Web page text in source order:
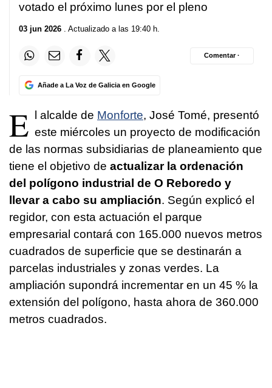
votado el próximo lunes por el pleno
03 jun 2026 . Actualizado a las 19:40 h.
Añade a La Voz de Galicia en Google
Comentar ·
E l alcalde de Monforte, José Tomé, presentó
este miércoles un proyecto de modificación
de las normas subsidiarias de planeamiento que
tiene el objetivo de actualizar la ordenación
del polígono industrial de O Reboredo y
llevar a cabo su ampliación. Según explicó el
regidor, con esta actuación el parque
empresarial contará con 165.000 nuevos metros
cuadrados de superficie que se destinarán a
parcelas industriales y zonas verdes. La
ampliación supondrá incrementar en un 45 % la
extensión del polígono, hasta ahora de 360.000
metros cuadrados.